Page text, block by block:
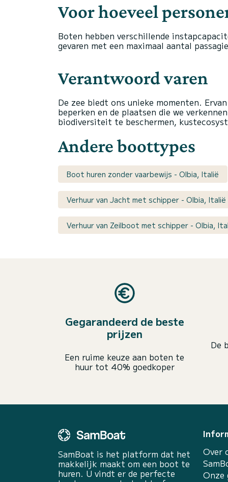
Voor hoeveel
Boten hebben verschillende
gevaren met een maximaal aantal
Verantwoord varen
De zee biedt ons unieke momenten.
beperken en de plaatsen die we
biodiversiteit te beschermen,
Andere boottypes
Boot huren zonder vaarbewijs - Olbia, Italië
Verhuur van Jacht met schipper - Olbia, Italië
Verhuur van Zeilboot met schipper - Olbia,
Gegarandeerd de beste
prijzen
Een ruime keuze aan boten te
huur tot 40% goedkoper
De
SamBoat is het platform dat het
makkelijk maakt om een boot te
huren. U vindt er de perfecte
Over
Onze